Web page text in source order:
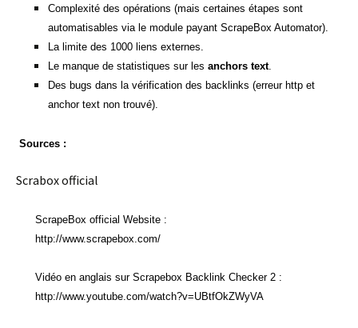
Complexité des opérations (mais certaines étapes sont
automatisables via le module payant ScrapeBox Automator).
La limite des 1000 liens externes.
Le manque de statistiques sur les anchors text.
Des bugs dans la vérification des backlinks (erreur http et
anchor text non trouvé).
Sources :
Scrabox official
ScrapeBox official Website :
http://www.scrapebox.com/
Vidéo en anglais sur Scrapebox Backlink Checker 2 :
http://www.youtube.com/watch?v=UBtfOkZWyVA